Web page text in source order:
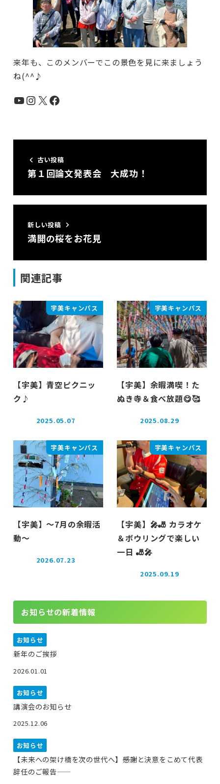
来年も、このメンバーでこの景色を見に来ましょう
ね(^^♪
YouTube
Instagram
X Facebook
古い投稿
第１回論文発表会 大成功！
新しい投稿
満開の桜をお花見
関連記事
宇美キャンパス
【宇美】青空ピクニッ
ク♪
投稿日
2025.05.07
宇美キャンパス
【宇美】余暇満喫！た
ぬき寺＆食べ放題😋🥰
投稿日
2025.08.29
宇美キャンパス
【宇美】～7月の余暇活
動～
投稿日
2026.07.23
宇美キャンパス
【宇美】🎤🎳 カラオケ
＆ボウリングで楽しい
一日 🎳🎤
投稿日
2025.09.19
お知らせの新着情報
お知らせ
新年のご挨拶
2026.01.01
お知らせ
講演会のお知らせ
2025.12.06
お知らせ
【未来への架け橋を次の世代へ】――感謝と決意をこめて代表
辞任のご報告――